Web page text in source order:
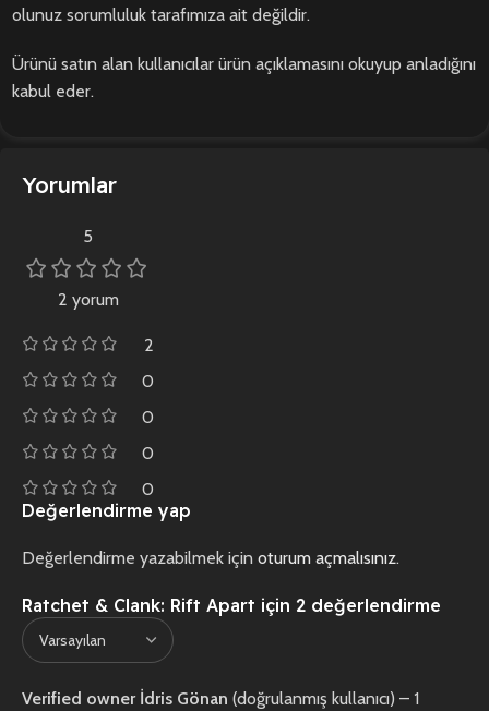
olunuz sorumluluk tarafımıza ait değildir.
Ürünü satın alan kullanıcılar ürün açıklamasını okuyup anladığını
kabul eder.
Yorumlar
5
2 yorum
2
0
0
0
0
Ratchet & Clank: Rift Apart için 2 değerlendirme
Verified owner İdris Gönan (doğrulanmış kullanıcı) – 1
Değerlendirme yap
Değerlendirme yazabilmek için oturum açmalısınız.